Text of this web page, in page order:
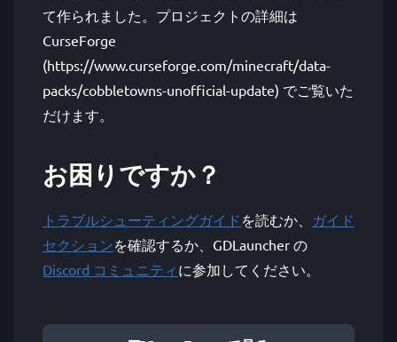
て作られました。プロジェクトの詳細は
CurseForge
(https://www.curseforge.com/minecraft/data-
packs/cobbletowns-unofficial-update) でご覧いた
だけます。
お困りですか？
トラブルシューティングガイド を読むか、 ガイド
セクションを確認するか、GDLauncher の
Discord コミュニティ に参加してください。